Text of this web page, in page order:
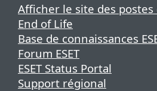
Afficher le site des postes
End of Life
Base de connaissances
Forum ESET
ESET Status Portal
Support régional